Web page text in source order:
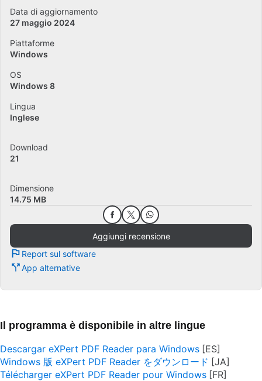
Data di aggiornamento
27 maggio 2024
Piattaforme
Windows
OS
Windows 8
Lingua
Inglese
Download
21
Dimensione
14.75 MB
Aggiungi recensione
Report sul software
App alternative
Il programma è disponibile in altre lingue
Descargar eXPert PDF Reader para Windows
Windows 版 eXPert PDF Reader をダウンロード
Télécharger eXPert PDF Reader pour Windows